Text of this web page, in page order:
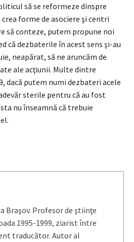
să se reformeze dinspre
forme de asociere şi centri
să conteze, putem propune noi
că dezbaterile în acest sens şi-au
neapărat, să ne aruncăm de
ale acţiunii. Multe dintre
dacă putem numi dezbateri acele
sterile pentru că au fost
nu înseamnă că trebuie
Braşov. Profesor de ştiinţe
1995-1999, ziarist între
traducător. Autor al